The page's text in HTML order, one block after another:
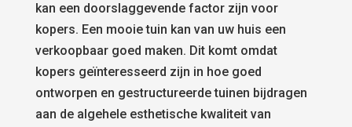
kan een doorslaggevende factor zijn voor
kopers. Een mooie tuin kan van uw huis een
verkoopbaar goed maken. Dit komt omdat
kopers geïnteresseerd zijn in hoe goed
ontworpen en gestructureerde tuinen bijdragen
aan de algehele esthetische kwaliteit van